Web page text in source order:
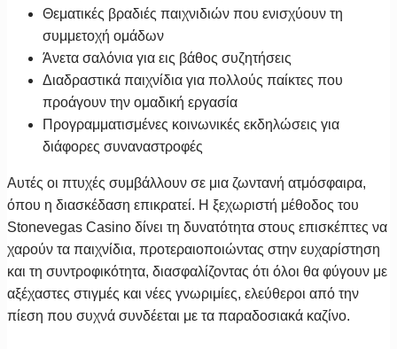
Θεματικές βραδιές παιχνιδιών που ενισχύουν τη
συμμετοχή ομάδων
Άνετα σαλόνια για εις βάθος συζητήσεις
Διαδραστικά παιχνίδια για πολλούς παίκτες που
προάγουν την ομαδική εργασία
Προγραμματισμένες κοινωνικές εκδηλώσεις για
διάφορες συναναστροφές
Αυτές οι πτυχές συμβάλλουν σε μια ζωντανή ατμόσφαιρα,
όπου η διασκέδαση επικρατεί. Η ξεχωριστή μέθοδος του
Stonevegas Casino δίνει τη δυνατότητα στους επισκέπτες να
χαρούν τα παιχνίδια, προτεραιοποιώντας στην ευχαρίστηση
και τη συντροφικότητα, διασφαλίζοντας ότι όλοι θα φύγουν με
αξέχαστες στιγμές και νέες γνωριμίες, ελεύθεροι από την
πίεση που συχνά συνδέεται με τα παραδοσιακά καζίνο.